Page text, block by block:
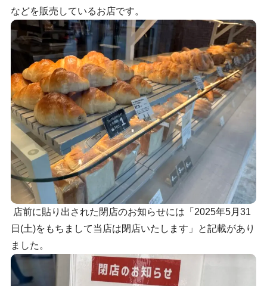
などを販売しているお店です。
店前に貼り出された閉店のお知らせには「2025年5月31
日(土)をもちまして当店は閉店いたします」と記載があり
ました。